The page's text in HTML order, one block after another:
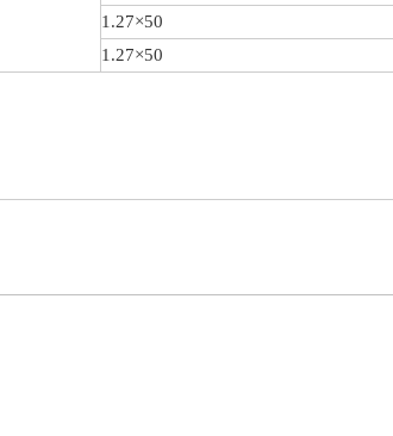
1.27×50
1.27×50